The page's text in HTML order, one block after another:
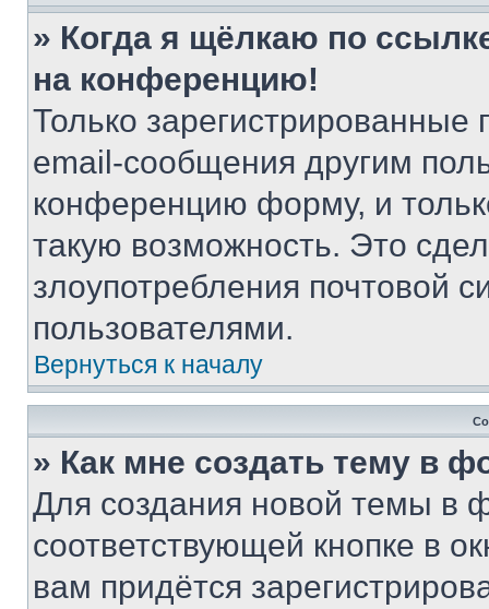
» Когда я щёлкаю по
на конференцию!
Только зарегистрированные
email-сообщения другим
конференцию форму, и
такую возможность. Это
злоупотребления почтовой
пользователями.
Вернуться к началу
» Как мне создать тему в
Для создания новой темы в
соответствующей кнопке в
вам придётся